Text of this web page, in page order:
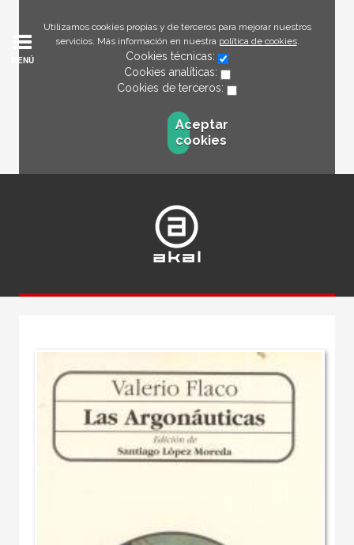
Utilizamos cookies propias y de terceros para mejorar nuestros
servicios. Más información en nuestra política de cookies.
Cookies técnicas:
Cookies analíticas:
Cookies de terceros:
Aceptar
cookies
MENÚ